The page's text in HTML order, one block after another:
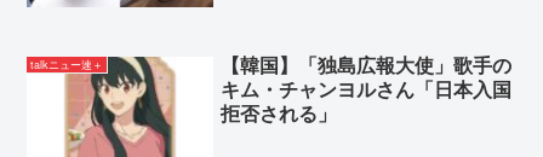
talkニュー速＋
【韓国】「独島広報大使」歌手の
キム・チャンヨルさん「日本入国
拒否される」